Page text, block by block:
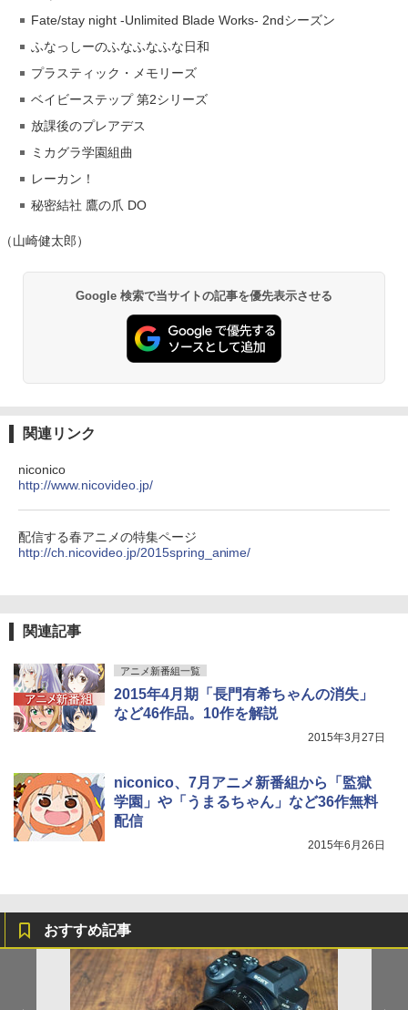
Fate/stay night -Unlimited Blade Works- 2ndシーズン
ふなっしーのふなふなふな日和
プラスティック・メモリーズ
ベイビーステップ 第2シリーズ
放課後のプレアデス
ミカグラ学園組曲
レーカン！
秘密結社 鷹の爪 DO
（山崎健太郎）
Google 検索で当サイトの記事を優先表示させる
関連リンク
niconico
http://www.nicovideo.jp/
配信する春アニメの特集ページ
http://ch.nicovideo.jp/2015spring_anime/
関連記事
アニメ新番組一覧
2015年4月期「長門有希ちゃんの消失」
など46作品。10作を解説
2015年3月27日
niconico、7月アニメ新番組から「監獄
学園」や「うまるちゃん」など36作無料
配信
2015年6月26日
おすすめ記事